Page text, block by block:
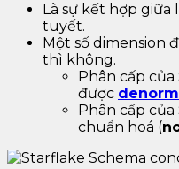
Là sự kết hợp giữa
tuyết.
Một số dimension
thì không.
Phân cấp của
được
Phân cấp
chuẩn hoá (